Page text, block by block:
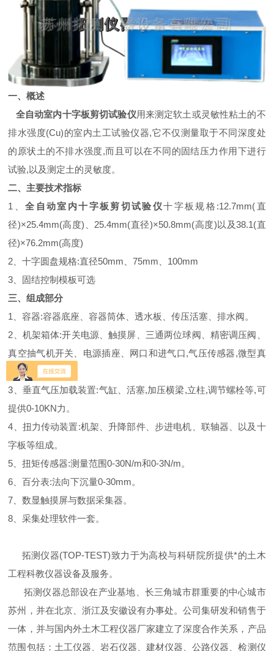
一、概述
全自动室内十字板剪切试验仪用来测定软土或灵敏性粘土的不
排水强度(Cu)的室内土工试验仪器,它不仅测量取于不同深度处
的原状土的不排水强度,而且可以在不同的固结压力作用下进行
试验,以及测定土的灵敏度。
二、主要技术指标
1、全自动室内十字板剪切试验仪十字板规格:12.7mm(直
径)×25.4mm(高度)、25.4mm(直径)×50.8mm(高度)以及38.1(直
径)×76.2mm(高度)
2、十字圆盘规格:直径50mm、75mm、100mm
3、固结控制模板可选
三、组成部分
1、容器:容器底座、容器筒体、透水板、传压活塞、排水阀。
2、机架箱体:开关电源、触摸屏、三通两位球阀、精密调压阀、
真空抽气机开关、电源插座、网口和进气口,气压传感器,微型真
空抽气机。
3、垂直气压加载装置:气缸、活塞,加压横梁,立柱,调节螺栓等,可
提供0-10KN力。
4、扭力传动装置:机架、升降部件、步进电机、联轴器、以及十
字板等组成。
5、扭矩传感器:测量范围0-30N/m和0-3N/m。
6、百分表:法向下沉量0-30mm。
7、数显触摸屏与数据采集器。
8、采集处理软件一套。
拓测仪器(TOP-TEST)致力于为高校与科研院所提供*的土木
工程科教仪器设备及服务。
拓测仪器总部设在产业基地、长三角城市群重要的中心城市
苏州，并在北京、浙江及安徽设有办事处。公司集研发和销售于
一体，并与国内外土木工程仪器厂家建立了深度合作关系，产品
范围包括：土工仪器、岩石仪器、建材仪器、公路仪器、检测仪